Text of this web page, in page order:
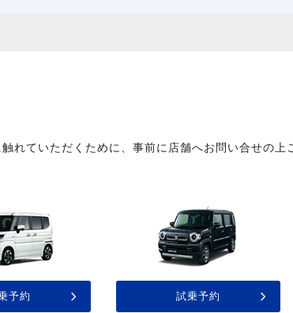
れていただくために、事前に店舗へお問い合せの上
予約 試乗予約